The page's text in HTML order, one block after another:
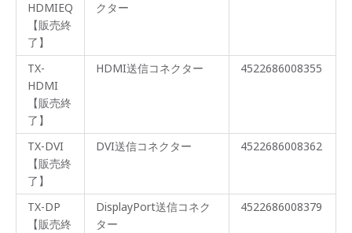
HDMIEQ
【販売終
了】
クター
TX-
HDMI
【販売終
了】
HDMI送信コネクター 4522686008355
TX-DVI
【販売終
了】
DVI送信コネクター 4522686008362
TX-DP
【販売終
DisplayPort送信コネク
ター
4522686008379